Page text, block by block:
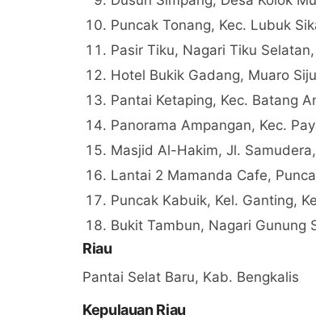
Puncak Tonang, Kec. Lubuk
Pasir Tiku, Nagari Tiku
Hotel Bukik Gadang, Muaro
Pantai Ketaping, Kec. Batang
Panorama Ampangan, Kec.
Masjid Al-Hakim, Jl.
Lantai 2 Mamanda Cafe,
Puncak Kabuik, Kel. Ganting,
Bukit Tambun, Nagari Gunung
Riau
Pantai Selat Baru, Kab. Bengkalis
Kepulauan Riau